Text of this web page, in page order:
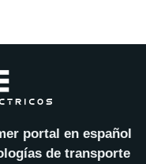
portal en español
de transporte